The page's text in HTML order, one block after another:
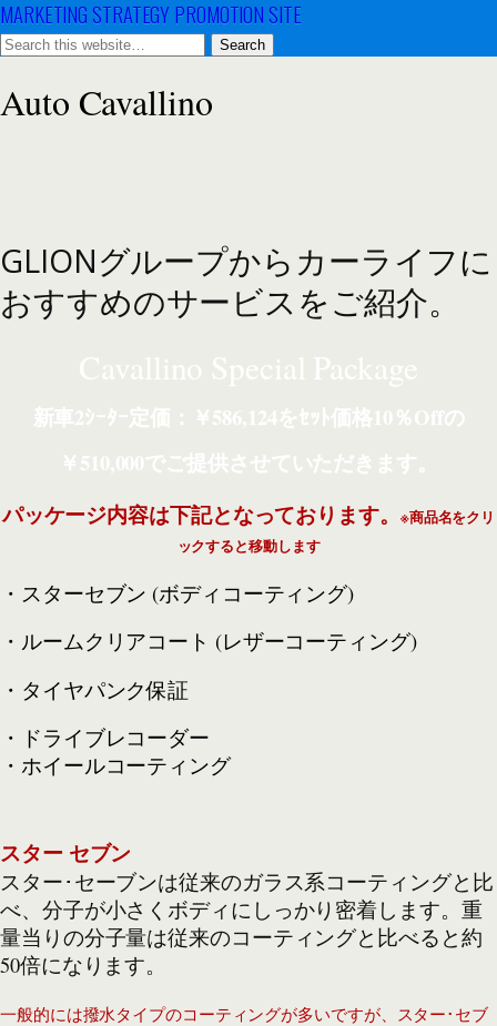
MARKETING STRATEGY PROMOTION SITE
Auto Cavallino
GLIONグループからカーライフに
おすすめのサービスをご紹介。
Cavallino Special Package
新車2ｼｰﾀｰ定価：￥586,124をｾｯﾄ価格10％Offの
￥510,000でご提供させていただきます。
パッケージ内容は下記となっております。 ※商品名をクリ
ックすると移動します
・スターセブン (ボディコーティング)
・ルームクリアコート (レザーコーティング)
・タイヤパンク保証
・ドライブレコーダー
・ホイールコーティング
スター セブン
スター･セーブンは従来のガラス系コーティングと比
べ、分子が小さくボディにしっかり密着します。重
量当りの分子量は従来のコーティングと比べると約
50倍になります。
一般的には撥水タイプのコーティングが多いですが、スター･セブ